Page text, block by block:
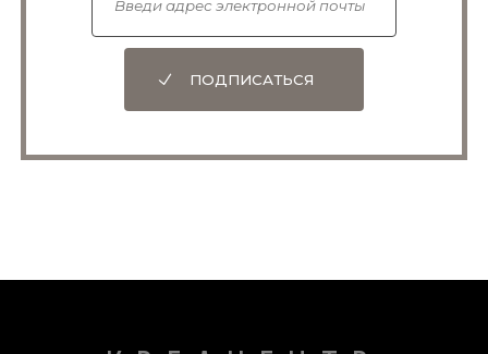
ПОДПИСАТЬСЯ